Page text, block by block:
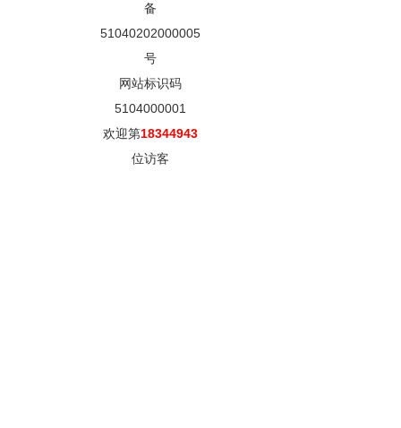
备
51040202000005
号
网站标识码
5104000001
欢迎第18344943
位访客